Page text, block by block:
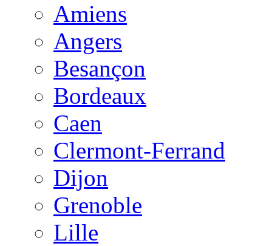
Amiens
Angers
Besançon
Bordeaux
Caen
Clermont-Ferrand
Dijon
Grenoble
Lille